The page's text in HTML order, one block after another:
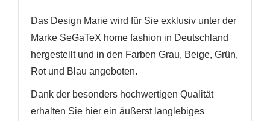
Das Design Marie wird für Sie exklusiv unter der
Marke SeGaTeX home fashion in Deutschland
hergestellt und in den Farben Grau, Beige, Grün,
Rot und Blau angeboten.
Dank der besonders hochwertigen Qualität
erhalten Sie hier ein äußerst langlebiges